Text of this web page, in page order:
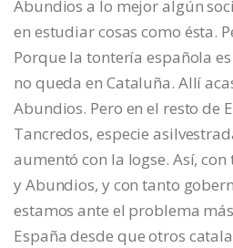
Abundios a lo mejor algún
en estudiar cosas como ésta.
Porque la tontería española
no queda en Cataluña. Allí
Abundios. Pero en el resto de
Tancredos, especie
aumentó con la logse. Así,
y Abundios, y con tanto
estamos ante el problema
España desde que otros